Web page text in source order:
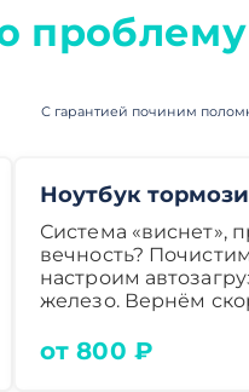
проблему
С гарантией починим
Ноутбук
Система «виснет»,
вечность?
настроим
железо. Вернём
от 800 ₽